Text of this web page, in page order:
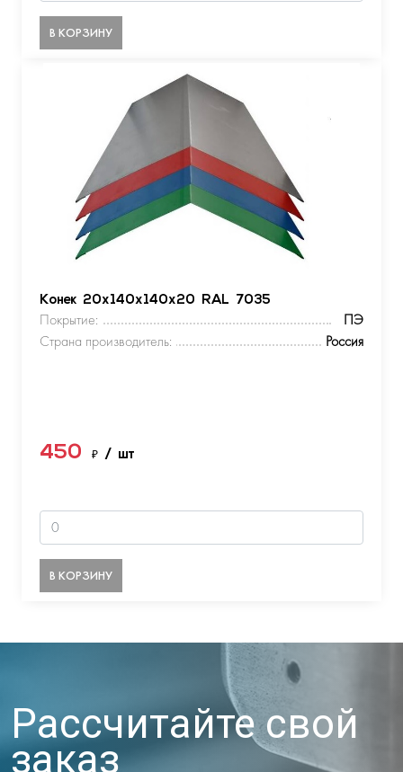
В КОРЗИНУ
Конек 20х140х140х20 RAL 7035
Покрытие:
ПЭ
Страна производитель:
Россия
450 ₽ / шт
В КОРЗИНУ
Рассчитайте свой
заказ